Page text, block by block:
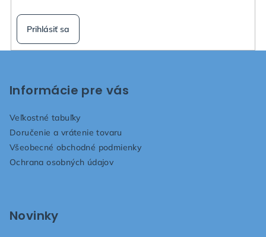
Prihlásiť sa
Informácie pre vás
Veľkostné tabuľky
Doručenie a vrátenie tovaru
Všeobecné obchodné podmienky
Ochrana osobných údajov
Novinky